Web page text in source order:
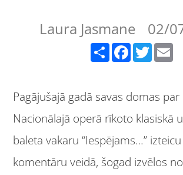
Laura Jasmane 02/
Share Facebook Twitter
Pagājušajā gadā savas domas par
Nacionālajā operā rīkoto klasiskā
baleta vakaru “Iespējams…”
komentāru veidā, šogad izvēlos